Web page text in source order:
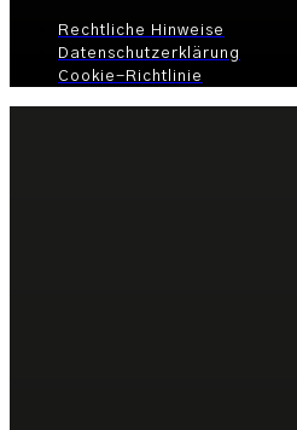
Rechtliche Hinweise
Datenschutzerklärung
Cookie-Richtlinie